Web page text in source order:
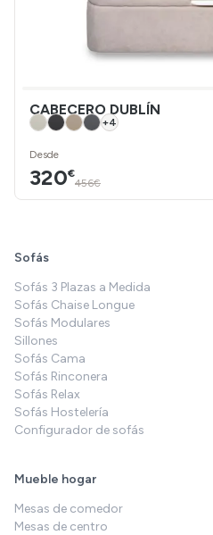
CABECERO DUBLÍN
+4
Desde
320€
456€
Sofás
Sofás 3 Plazas a Medida
Sofás Chaise Longue
Sofás Modulares
Sillones
Sofás Cama
Sofás Rinconera
Sofás Relax
Sofás Hostelería
Configurador de sofás
Mueble hogar
Mesas de comedor
Mesas de centro